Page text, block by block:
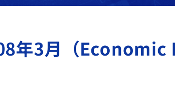
年3月（